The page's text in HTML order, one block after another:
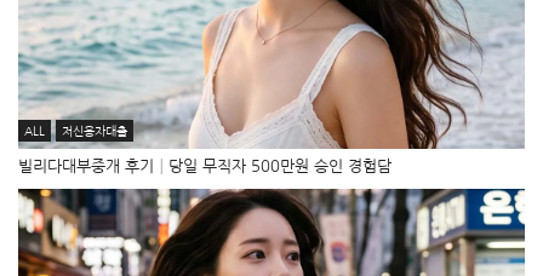
ALL 저신용자대출
빌리다대부중개 후기│당일 무직자 500만원 승인 경험담